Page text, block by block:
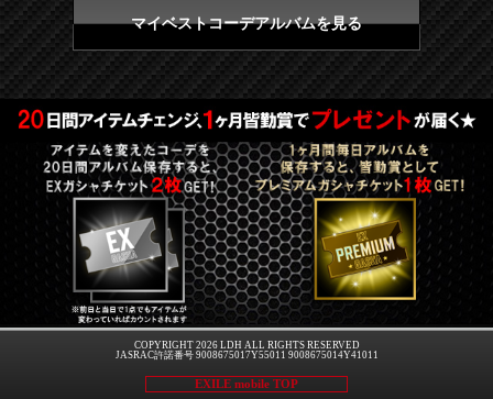
マイベストコーデアルバムを見る
COPYRIGHT 2026 LDH ALL RIGHTS RESERVED
JASRAC許諾番号 9008675017Y55011 9008675014Y41011
EXILE mobile TOP